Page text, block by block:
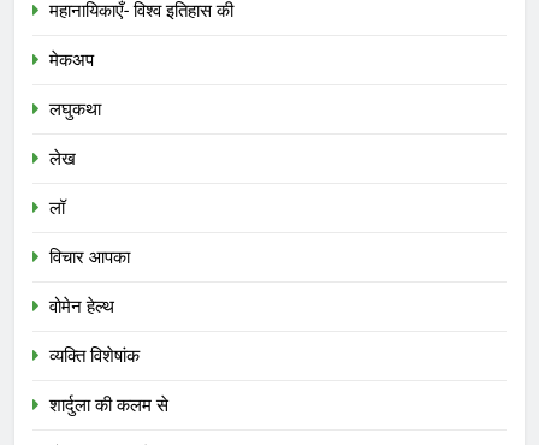
महानायिकाएँ- विश्व इतिहास की
मेकअप
लघुकथा
लेख
लॉ
विचार आपका
वोमेन हेल्थ
व्यक्ति विशेषांक
शार्दुला की कलम से